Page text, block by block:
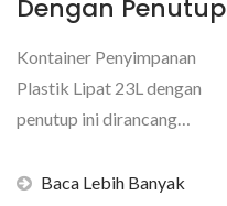
Dengan Penutup
Kontainer Penyimpanan
Plastik Lipat 23L dengan
penutup ini dirancang
digunakan...
Baca Lebih Banyak